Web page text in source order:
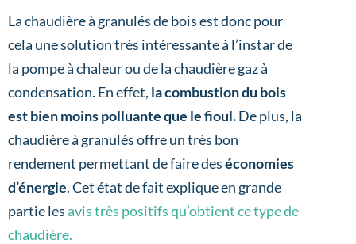
La chaudière à granulés de bois est donc pour
cela une solution très intéressante à l’instar de
la pompe à chaleur ou de la chaudière gaz à
condensation. En effet, la combustion du bois
est bien moins polluante que le fioul.De plus, la
chaudière à granulés offre un très bon
rendement permettant de faire deséconomies
d’énergie. Cet état de fait explique en grande
partie lesavis très positifs qu’obtient ce type de
chaudière.